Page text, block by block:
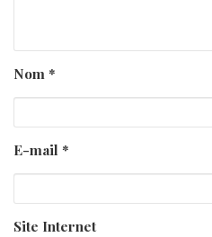
Nom *
E-mail *
Site Internet